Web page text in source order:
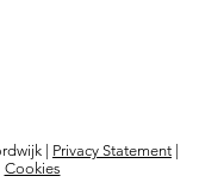
| Privacy Statement
Cookies